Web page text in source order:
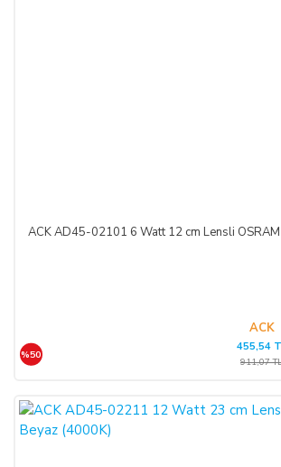
ACK AD45-02101 6 Watt 12 cm Lensli OSRAM
ACK
%50
455,54
911,07